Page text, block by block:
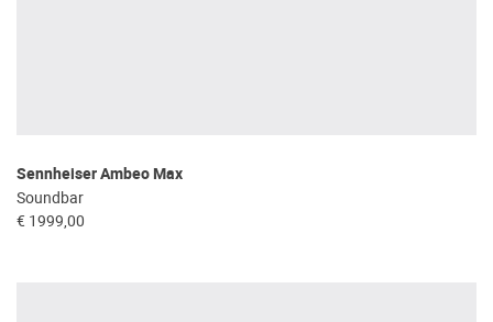
Sennheiser Ambeo Max
Soundbar
€ 1999,00